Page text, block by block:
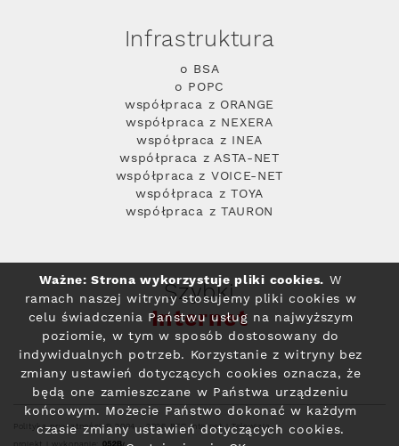
Infrastruktura
o BSA
o POPC
współpraca z ORANGE
współpraca z NEXERA
współpraca z INEA
współpraca z ASTA-NET
współpraca z VOICE-NET
współpraca z TOYA
współpraca z TAURON
Szybki
Internet
Polityka prywatności© 2004 - 2026 RFC Internet i Telewizja
Ważne: Strona wykorzystuje pliki cookies. W
ramach naszej witryny stosujemy pliki cookies w
celu świadczenia Państwu usług na najwyższym
poziomie, w tym w sposób dostosowany do
indywidualnych potrzeb. Korzystanie z witryny bez
zmiany ustawień dotyczących cookies oznacza, że
będą one zamieszczane w Państwa urządzeniu
końcowym. Możecie Państwo dokonać w każdym
czasie zmiany ustawień dotyczących cookies.